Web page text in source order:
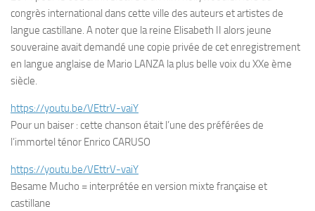
congrès international dans cette ville des auteurs et artistes de
langue castillane. A noter que la reine Elisabeth II alors jeune
souveraine avait demandé une copie privée de cet enregistrement
en langue anglaise de Mario LANZA la plus belle voix du XXe ème
siècle.
https://youtu.be/VEttrV-vaiY
Pour un baiser : cette chanson était l’une des préférées de
l’immortel ténor Enrico CARUSO
https://youtu.be/VEttrV-vaiY
Besame Mucho = interprétée en version mixte française et
castillane